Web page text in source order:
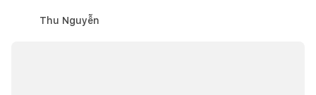
Thu Nguyễn